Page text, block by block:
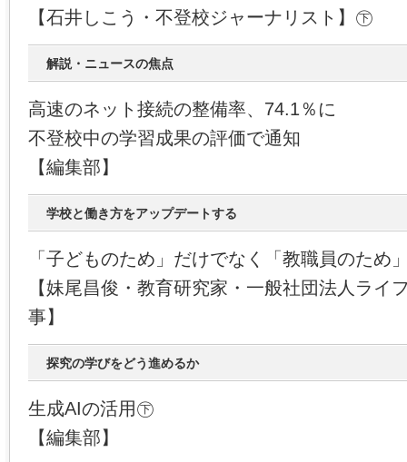
【石井しこう・不登校ジャーナリスト】㊦
解説・ニュースの焦点
高速のネット接続の整備率、74.1％に
不登校中の学習成果の評価で通知
【編集部】
学校と働き方をアップデートする
「子どものため」だけでなく「教職員のため
【妹尾昌俊・教育研究家・一般社団法人ライ
事】
探究の学びをどう進めるか
生成AIの活用㊦
【編集部】